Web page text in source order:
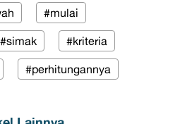
#mulai
#simak #kriteria
#perhitungannya